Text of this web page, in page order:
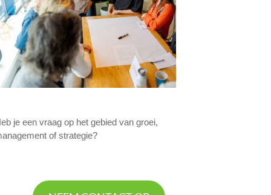
je een vraag op het gebied van groei,
of strategie?